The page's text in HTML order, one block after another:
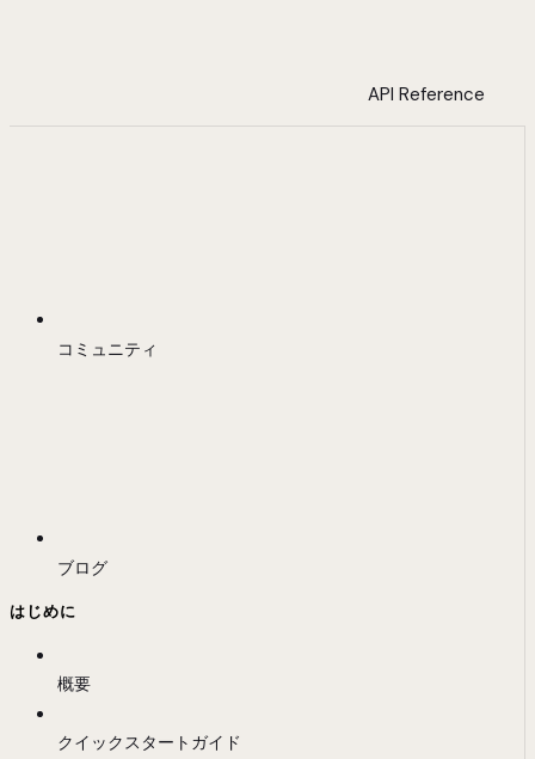
API Reference
コミュニティ
ブログ
はじめに
概要
クイックスタートガイド